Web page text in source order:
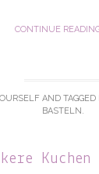
CONTINUE
AND TAGGED
BASTELN